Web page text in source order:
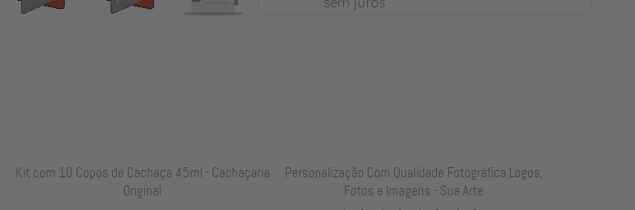
Kit com 10 Copos de Cachaça 45ml - Cachaçaria
Original
Personalização Com Qualidade Fotográfica Logos,
Fotos e Imagens - Sua Arte